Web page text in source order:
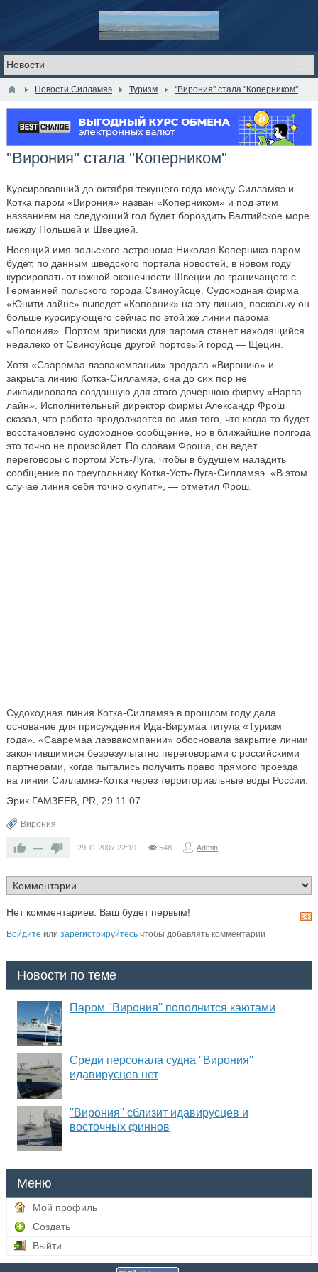
Новости Силламяэ Туризм ''Вирония'' стала ''Коперником''
''Вирония'' стала ''Коперником''
Курсировавший до октября текущего года между Силламяэ и
Котка паром «Вирония» назван «Коперником» и под этим
названием на следующий год будет бороздить Балтийское море
между Польшей и Швецией.
Носящий имя польского астронома Николая Коперника паром
будет, по данным шведского портала новостей, в новом году
курсировать от южной оконечности Швеции до граничащего с
Германией польского города Свиноуйсце. Судоходная фирма
«Юнити лайнс» выведет «Коперник» на эту линию, поскольку он
больше курсирующего сейчас по этой же линии парома
«Полония». Портом приписки для парома станет находящийся
недалеко от Свиноуйсце другой портовый город — Щецин.
Хотя «Сааремаа лаэвакомпании» продала «Виронию» и
закрыла линию Котка-Силламяэ, она до сих пор не
ликвидировала созданную для этого дочернюю фирму «Нарва
лайн». Исполнительный директор фирмы Александр Фрош
сказал, что работа продолжается во имя того, что когда-то будет
восстановлено судоходное сообщение, но в ближайшие полгода
это точно не произойдет. По словам Фроша, он ведет
переговоры с портом Усть-Луга, чтобы в будущем наладить
сообщение по треугольнику Котка-Усть-Луга-Силламяэ. «В этом
случае линия себя точно окупит», — отметил Фрош.
Судоходная линия Котка-Силламяэ в прошлом году дала
основание для присуждения Ида-Вирумаа титула «Туризм
года». «Сааремаа лаэвакомпании» обосновала закрытие линии
закончившимися безрезультатно переговорами с российскими
партнерами, когда пытались получить право прямого проезда
на линии Силламяэ-Котка через территориальные воды России.
Эрик ГАМЗЕЕВ, PR, 29.11.07
Вирония
— 29.11.2007 22:10 548 Admin
Нет комментариев. Ваш будет первым!
Войдите или зарегистрируйтесьчтобы добавлять комментарии
Новости по теме
Паром ''Вирония'' пополнится каютами
Среди персонала судна ''Вирония''
идавирусцев нет
''Вирония'' сблизит идавирусцев и
восточных финнов
Меню
Мой профиль
Создать
Выйти